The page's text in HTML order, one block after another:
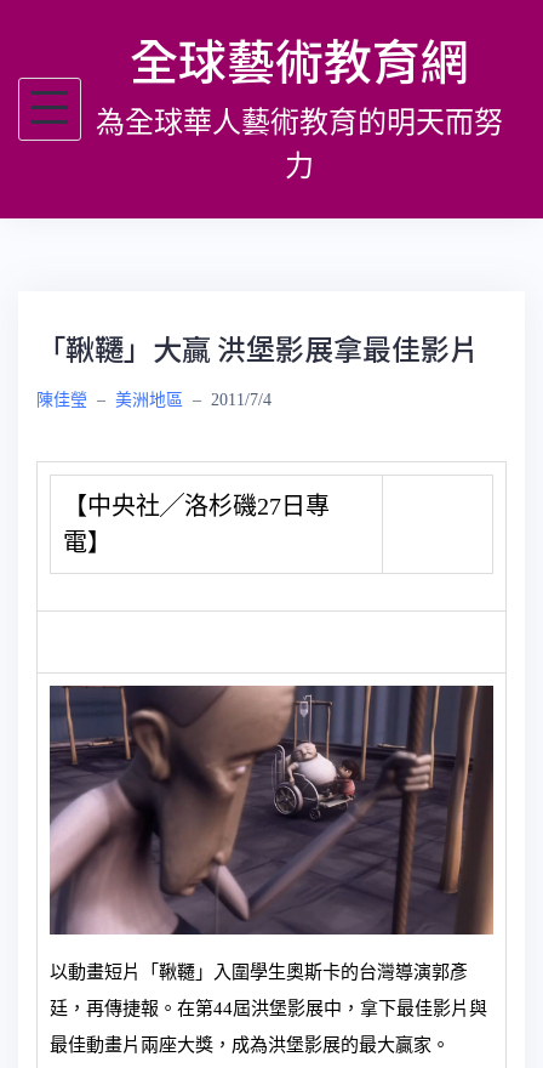
主
全球藝術教育網
為全球華人藝術教育的明天而努
力
「鞦韆」大贏 洪堡影展拿最佳影片
陳佳瑩 – 美洲地區 – 2011/7/4
【中央社╱洛杉磯27日專
電】
以動畫短片「鞦韆」入圍學生奧斯卡的台灣導演郭彥
廷，再傳捷報。在第44屆洪堡影展中，拿下最佳影片與
最佳動畫片兩座大獎，成為洪堡影展的最大贏家。